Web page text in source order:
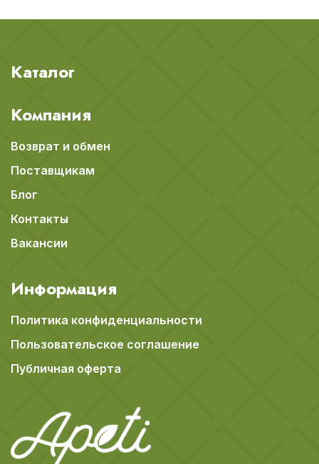
Каталог
Компания
Возврат и обмен
Поставщикам
Блог
Контакты
Вакансии
Информация
Политика конфиденциальности
Пользовательское соглашение
Публичная оферта